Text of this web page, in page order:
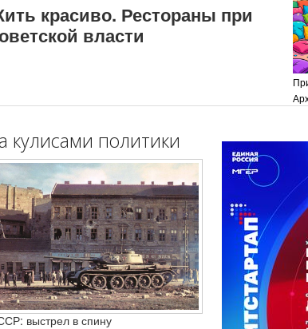
красиво. Рестораны при
власти
кулисами политики
выстрел в спину